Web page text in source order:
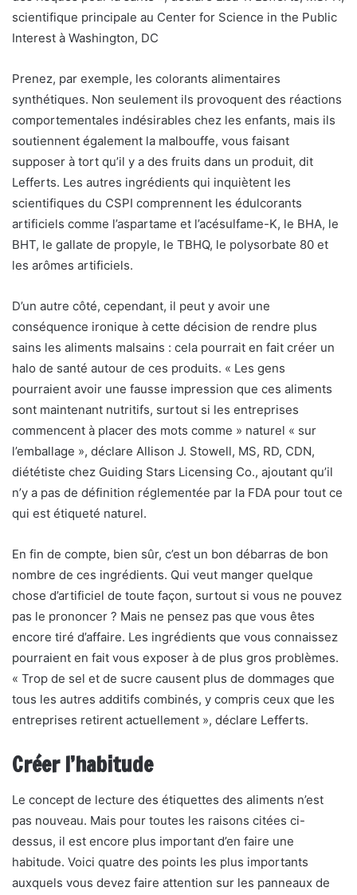
scientifique principale au Center for Science in the Public
Interest à Washington, DC
Prenez, par exemple, les colorants alimentaires
synthétiques. Non seulement ils provoquent des réactions
comportementales indésirables chez les enfants, mais ils
soutiennent également la malbouffe, vous faisant
supposer à tort qu’il y a des fruits dans un produit, dit
Lefferts. Les autres ingrédients qui inquiètent les
scientifiques du CSPI comprennent les édulcorants
artificiels comme l’aspartame et l’acésulfame-K, le BHA, le
BHT, le gallate de propyle, le TBHQ, le polysorbate 80 et
les arômes artificiels.
D’un autre côté, cependant, il peut y avoir une
conséquence ironique à cette décision de rendre plus
sains les aliments malsains : cela pourrait en fait créer un
halo de santé autour de ces produits. « Les gens
pourraient avoir une fausse impression que ces aliments
sont maintenant nutritifs, surtout si les entreprises
commencent à placer des mots comme » naturel « sur
l’emballage », déclare Allison J. Stowell, MS, RD, CDN,
diététiste chez Guiding Stars Licensing Co., ajoutant qu’il
n’y a pas de définition réglementée par la FDA pour tout ce
qui est étiqueté naturel.
En fin de compte, bien sûr, c’est un bon débarras de bon
nombre de ces ingrédients. Qui veut manger quelque
chose d’artificiel de toute façon, surtout si vous ne pouvez
pas le prononcer ? Mais ne pensez pas que vous êtes
encore tiré d’affaire. Les ingrédients que vous connaissez
pourraient en fait vous exposer à de plus gros problèmes.
« Trop de sel et de sucre causent plus de dommages que
tous les autres additifs combinés, y compris ceux que les
entreprises retirent actuellement », déclare Lefferts.
Créer l’habitude
Le concept de lecture des étiquettes des aliments n’est
pas nouveau. Mais pour toutes les raisons citées ci-
dessus, il est encore plus important d’en faire une
habitude. Voici quatre des points les plus importants
auxquels vous devez faire attention sur les panneaux de